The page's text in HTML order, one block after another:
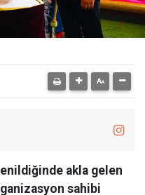
akla gelen
sahibi